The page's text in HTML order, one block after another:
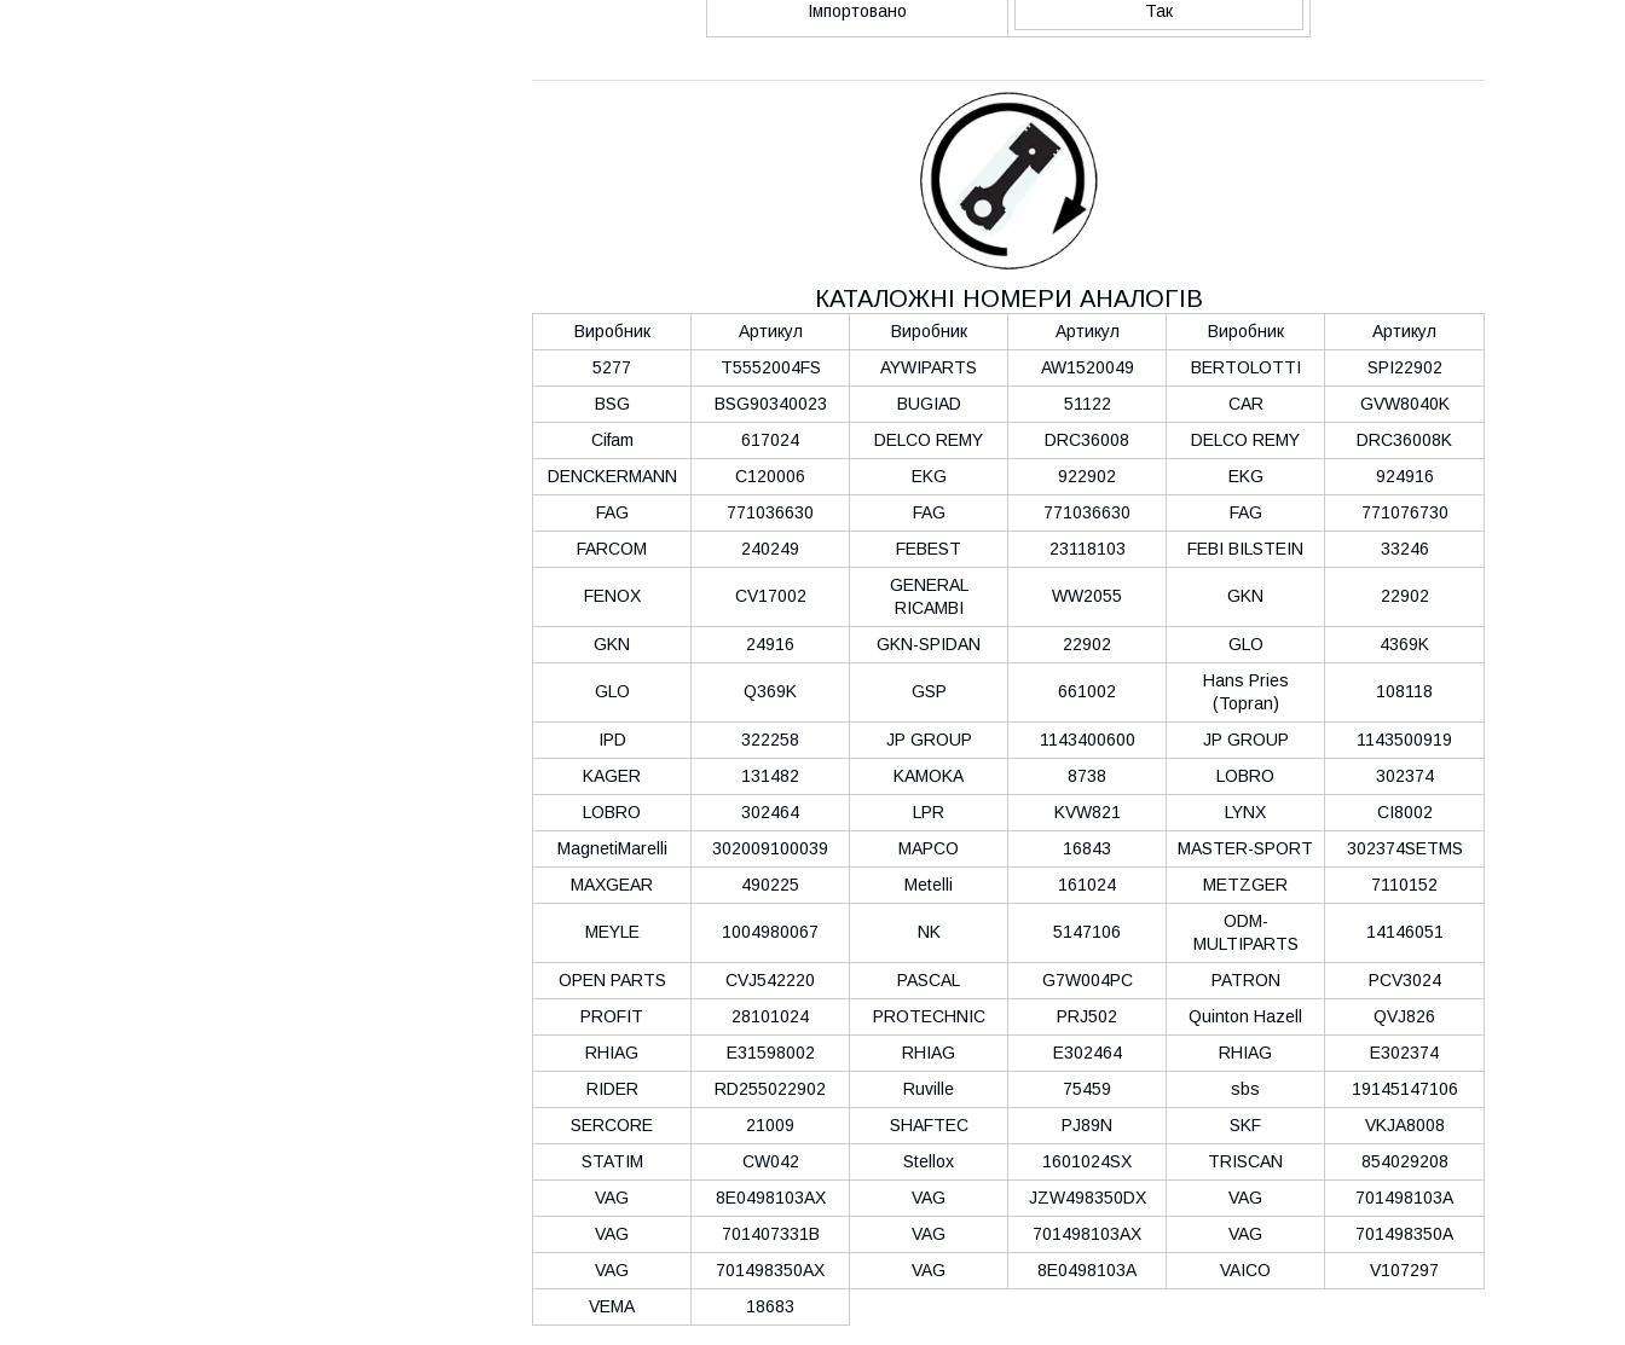
Імпортовано Так
КАТАЛОЖНІ НОМЕРИ АНАЛОГІВ
Виробник Артикул Виробник Артикул Виробник
Артикул
5277
T5552004FS AYWIPARTS AW1520049 BERTOLOTTI
SPI22902
BSG
BSG90340023 BUGIAD 51122 CAR
GVW8040K
Cifam
617024 DELCO REMY DRC36008 DELCO REMY
DRC36008K
DENCKERMANN
C120006 EKG 922902 EKG
924916
FAG
771036630 FAG 771036630 FAG
771076730
FARCOM
240249 FEBEST 23118103 FEBI BILSTEIN 33246
FENOX CV17002
GENERAL
RICAMBI
WW2055 GKN 22902
GKN 24916 GKN-SPIDAN 22902 GLO 4369K
GLO Q369K GSP 661002
Hans Pries
(Topran)
108118
IPD 322258 JP GROUP 1143400600 JP GROUP
1143500919
KAGER
131482 KAMOKA 8738 LOBRO
302374
LOBRO
302464 LPR KVW821 LYNX
CI8002
MagnetiMarelli
302009100039 MAPCO 16843 MASTER-SPORT
302374SETMS
MAXGEAR
490225 Metelli 161024 METZGER 7110152
MEYLE 1004980067 NK 5147106
ODM-
MULTIPARTS
14146051
OPEN PARTS CVJ542220 PASCAL G7W004PC PATRON
PCV3024
PROFIT
28101024 PROTECHNIC PRJ502 Quinton Hazell
QVJ826
RHIAG
E31598002 RHIAG E302464 RHIAG
E302374
RIDER
RD255022902 Ruville 75459 sbs
19145147106
SERCORE
21009 SHAFTEC PJ89N SKF
VKJA8008
STATIM
CW042 Stellox 1601024SX TRISCAN
854029208
VAG
8E0498103AX VAG JZW498350DX VAG
701498103A
VAG
701407331B VAG 701498103AX VAG
701498350A
VAG
701498350AX VAG 8E0498103A VAICO
V107297
VEMA
18683